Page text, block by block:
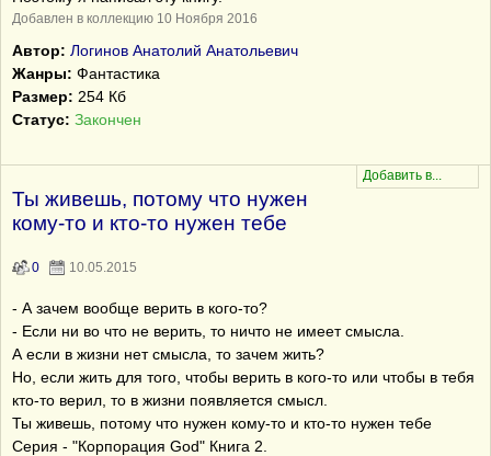
Добавлен в коллекцию 10 Ноября 2016
Автор: Логинов Анатолий Анатольевич
Жанры: Фантастика
Размер: 254 Кб
Статус: Закончен
Ты живешь, потому что нужен
кому-то и кто-то нужен тебе
0 10.05.2015
- А зачем вообще верить в кого-то?
- Если ни во что не верить, то ничто не имеет смысла.
А если в жизни нет смысла, то зачем жить?
Но, если жить для того, чтобы верить в кого-то или чтобы в тебя
кто-то верил, то в жизни появляется смысл.
Ты живешь, потому что нужен кому-то и кто-то нужен тебе
Серия - "Корпорация God" Книга 2.